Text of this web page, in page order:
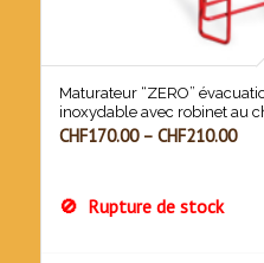
Maturateur “ZERO”
inoxydable avec robinet au
CHF170.00– CHF210.00
Rupture de stock